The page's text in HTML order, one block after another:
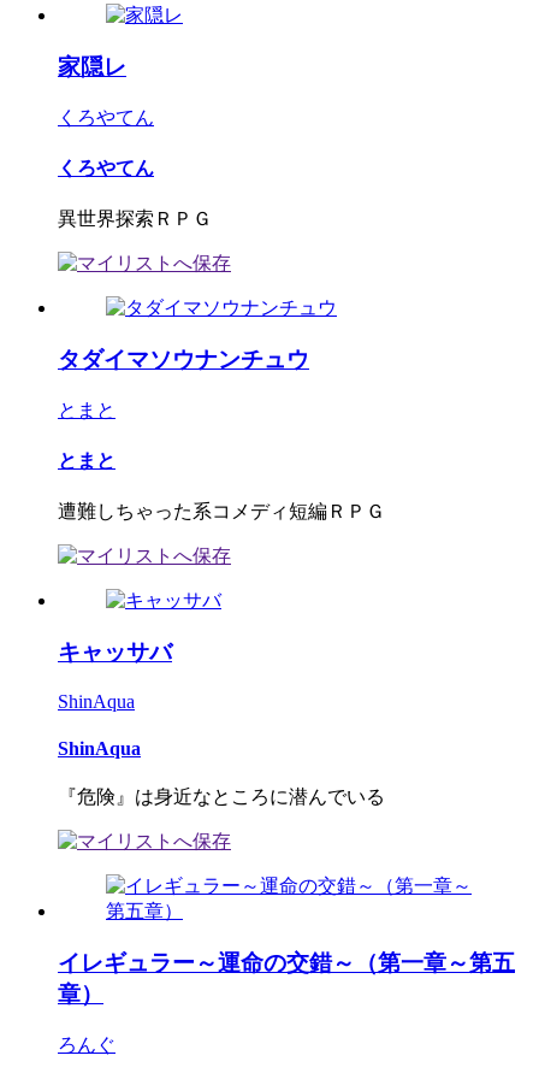
家隠レ
くろやてん
くろやてん
異世界探索ＲＰＧ
タダイマソウナンチュウ
とまと
とまと
遭難しちゃった系コメディ短編ＲＰＧ
キャッサバ
ShinAqua
ShinAqua
『危険』は身近なところに潜んでいる
イレギュラー～運命の交錯～（第一章～第五
章）
ろんぐ